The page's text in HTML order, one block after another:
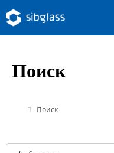
Управляющая компания
Инженер Стеклов
Поиск
Поиск